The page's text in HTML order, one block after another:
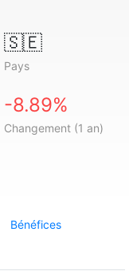
🇸🇪
Pays
-8.89%
Changement (1 an)
Bénéfices